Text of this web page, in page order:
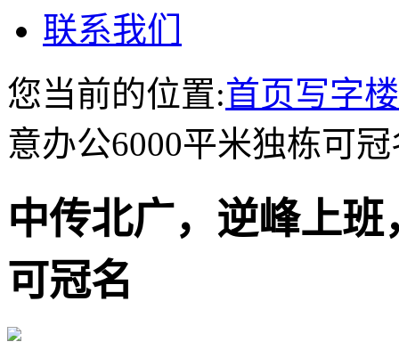
联系我们
您当前的位置:首页写字
意办公6000平米独栋可
中传北广，逆峰上
可冠名